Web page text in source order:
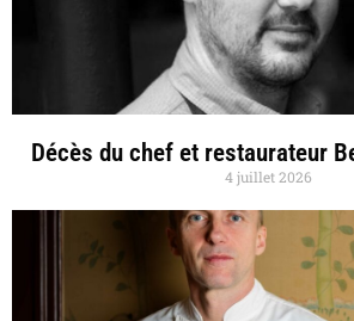
Décès du chef et restaurateur
4 juillet 2026